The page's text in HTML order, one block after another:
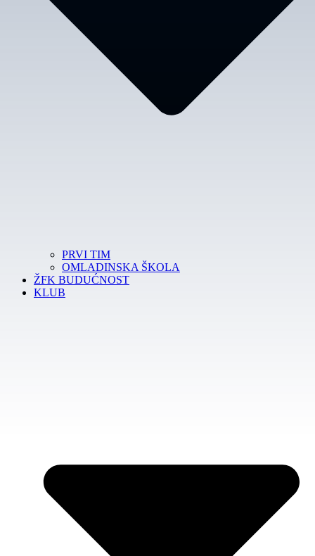
PRVI TIM
OMLADINSKA ŠKOLA
ŽFK BUDUĆNOST
KLUB